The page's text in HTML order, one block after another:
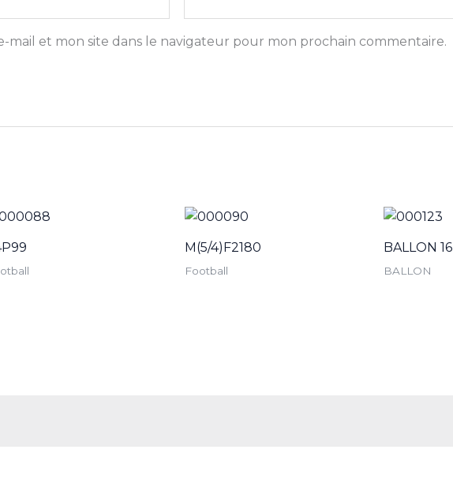
mail et mon site dans le navigateur pour mon prochain commentaire.
M(5/4)F2180
Football
BALLON 16
BALLON